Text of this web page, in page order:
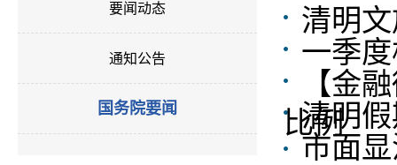
要闻动态
通知公告
国务院要闻
清明
一季
【金
比例
清明
市面